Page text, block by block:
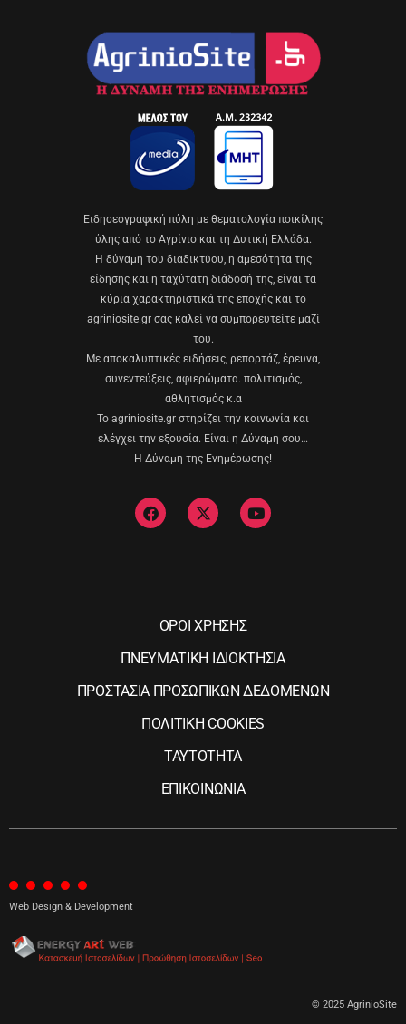
Eιδησεογραφική πύλη με θεματολογία ποικίλης
ύλης από το Αγρίνιο και τη Δυτική Ελλάδα.
Η δύναμη του διαδικτύου, η αμεσότητα της
είδησης και η ταχύτατη διάδοσή της, είναι τα
κύρια χαρακτηριστικά της εποχής και το
agriniosite.gr σας καλεί να συμπορευτείτε μαζί
του.
Με αποκαλυπτικές ειδήσεις, ρεπορτάζ, έρευνα,
συνεντεύξεις, αφιερώματα. πολιτισμός,
αθλητισμός κ.α
Το agriniosite.gr στηρίζει την κοινωνία και
ελέγχει την εξουσία. Είναι η Δύναμη σου…
Η Δύναμη της Ενημέρωσης!
ΟΡΟΙ ΧΡΗΣΗΣ
ΠΝΕΥΜΑΤΙΚΗ ΙΔΙΟΚΤΗΣΙΑ
ΠΡΟΣΤΑΣΙΑ ΠΡΟΣΩΠΙΚΩΝ ΔΕΔΟΜΕΝΩΝ
ΠΟΛΙΤΙΚΗ COOKIES
ΤΑΥΤΟΤΗΤΑ
ΕΠΙΚΟΙΝΩΝΙΑ
Web Design & Development
© 2025 AgrinioSite